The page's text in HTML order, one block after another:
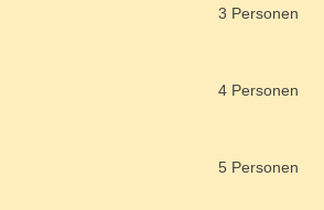
3 Personen
4 Personen
5 Personen